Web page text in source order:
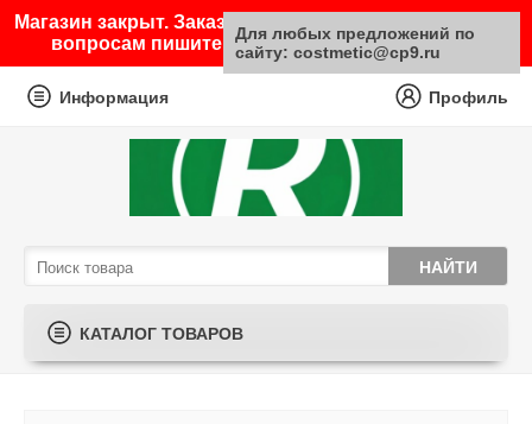
Магазин закрыт. Заказы не принимаются. По любым
вопросам пишите на почту sale@costmetic.ru
Информация Профиль
КАТАЛОГ ТОВАРОВ
Для любых предложений по
сайту: costmetic@cp9.ru